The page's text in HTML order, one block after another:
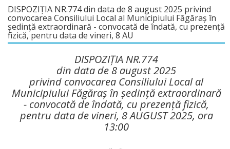
DISPOZIȚIA NR.774 din data de 8 august 2025 privind
convocarea Consiliului Local al Municipiului Făgăraș în
ședință extraordinară - convocată de îndată, cu prezență
fizică, pentru data de vineri, 8 AU
DISPOZIȚIA NR.774
din data de 8 august 2025
privind convocarea Consiliului Local al
Municipiului Făgăraș în ședință extraordinară
- convocată de îndată, cu prezență fizică,
pentru data de vineri, 8 AUGUST 2025, ora
13:00